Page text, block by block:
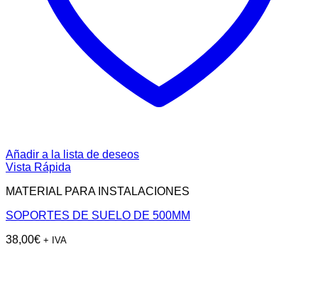
Añadir a la lista de deseos
Vista Rápida
MATERIAL PARA INSTALACIONES
SOPORTES DE SUELO DE 500MM
38,00€ + IVA